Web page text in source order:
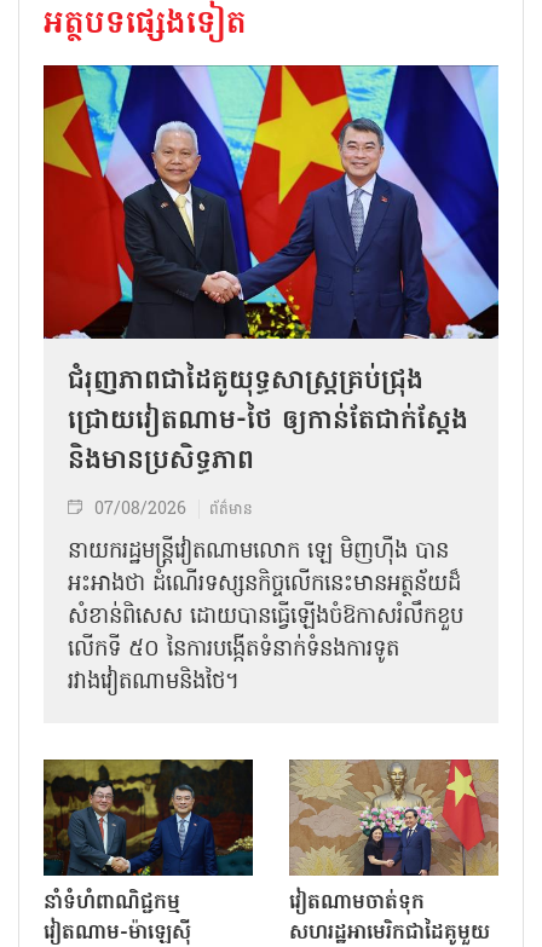
អត្ថបទផ្សេងទៀត
ជំរុញភាពជាដៃគូយុទ្ធសាស្ត្រគ្រប់ជ្រុង
ជ្រោយវៀតណាម-ថៃ ឲ្យកាន់តែជាក់ស្ដែង
និងមានប្រសិទ្ធភាព
07/08/2026 ព័ត៌មាន
នាយករដ្ឋមន្ត្រីវៀតណាមលោក ឡេ មិញហ៊ឹង បាន
អះអាងថា ដំណើរទស្សនកិច្ចលើកនេះមានអត្ថន័យដ៏
សំខាន់ពិសេស ដោយបានធ្វើឡើងចំឱកាសរំលឹកខួប
លើកទី ៥០ នៃការបង្កើតទំនាក់ទំនងការទូត
រវាងវៀតណាមនិងថៃ។
នាំទំហំពាណិជ្ជកម្ម
វៀតណាម-ម៉ាឡេស៊ី
វៀតណាមចាត់ទុក
សហរដ្ឋអាមេរិកជាដៃគូមួយ